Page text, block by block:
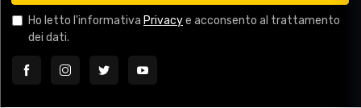
Ho letto l'informativa Privacye acconsento al trattamento
dei dati.